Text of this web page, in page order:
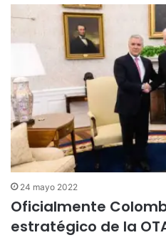
24 mayo 2022
Oficialmente
estratégico de la